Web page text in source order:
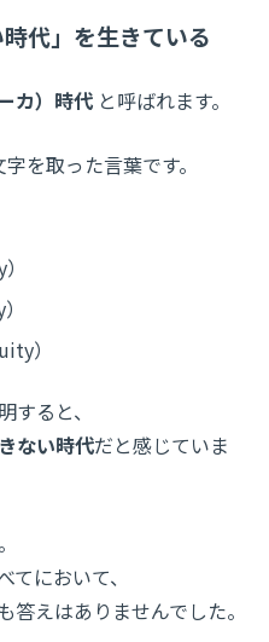
代」を生きている
カ）時代 と呼ばれます。
を取った言葉です。
）
すると、
ない時代だと感じていま
において、
えはありませんでした。